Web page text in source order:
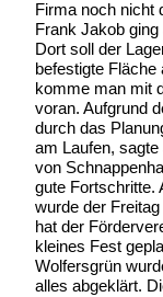
Firma noch nicht
Frank Jakob
Dort soll der
befestigte Fläche
komme man mit
voran. Aufgrund
durch das
am Laufen,
von
gute Fortschritte.
wurde der
hat der
kleines Fest
Wolfersgrün
alles abgeklärt.